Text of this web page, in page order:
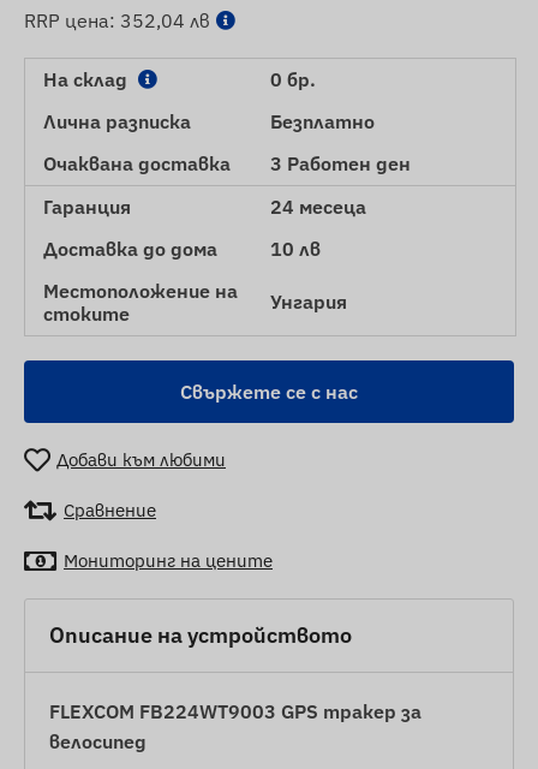
RRP цена: 352,04 лв
На склад
0 бр.
Лична разписка
Безплатно
Очаквана доставка
3 Работен ден
Гаранция
24 месеца
Доставка до дома
10 лв
Местоположение на
стоките
Унгария
Свържете се с нас
Добави към любими
Сравнение
Мониторинг на цените
Описание на устройството
FLEXCOM FB224WT9003 GPS тракер за
велосипед